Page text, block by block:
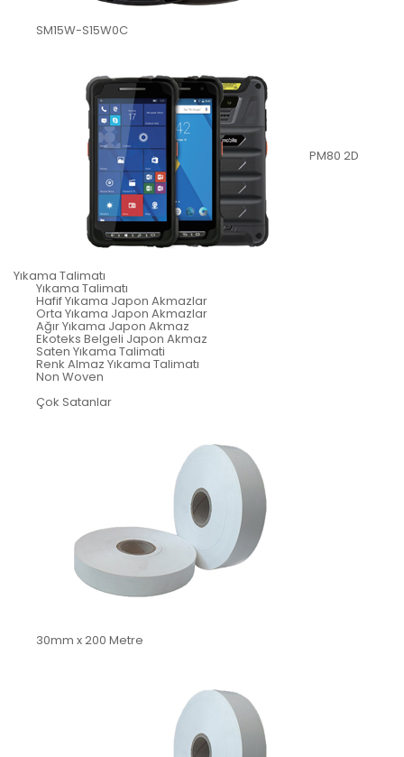
SM15W-S15W0C
PM80 2D
Yıkama Talimatı
Yıkama Talimatı
Hafif Yıkama Japon Akmazlar
Orta Yıkama Japon Akmazlar
Ağır Yıkama Japon Akmaz
Ekoteks Belgeli Japon Akmaz
Saten Yıkama Talimati
Renk Almaz Yıkama Talimatı
Non Woven
Çok Satanlar
30mm x 200 Metre